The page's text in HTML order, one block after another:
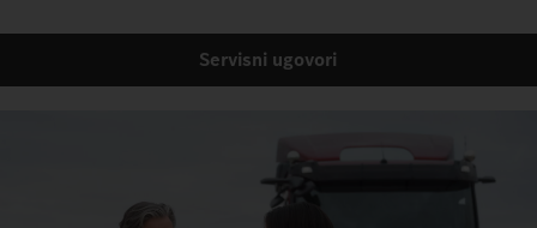
Servisni ugovori